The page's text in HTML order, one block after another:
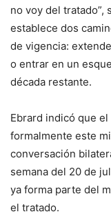
no voy del tratado”,
establece dos
de vigencia:
o entrar en un
década restante.
Ebrard indicó que
formalmente este
conversación
semana del 20 de
ya forma parte del
el tratado.